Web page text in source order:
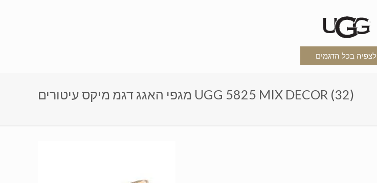
לצפיה בכל הדגמים
מגפי האגג דגמ מיקס עיטורים UGG 5825 MIX DECOR (32)